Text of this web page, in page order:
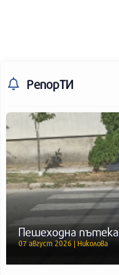
РепорТИ
Пешеходна пътека
07 август 2026 | Николова